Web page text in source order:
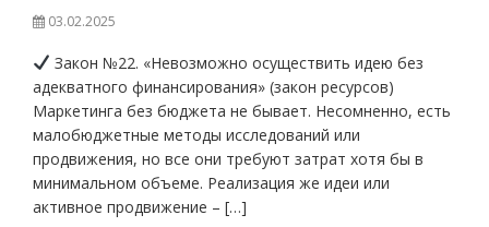
03.02.2025
Закон №22. «Невозможно осуществить идею без
адекватного финансирования» (закон ресурсов)
Маркетинга без бюджета не бывает. Несомненно, есть
малобюджетные методы исследований или
продвижения, но все они требуют затрат хотя бы в
минимальном объеме. Реализация же идеи или
активное продвижение – […]